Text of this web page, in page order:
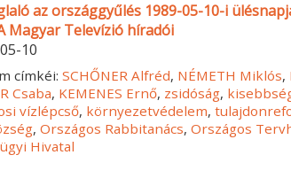
az országgyűlés 1989-05-10-i
Magyar Televízió híradói
10
címkéi:SCHŐNER Alfréd, NÉMETH Miklós,
Csaba, KEMENES Ernő, zsidóság,
vízlépcső, környezetvédelem,
,Országos Rabbitanács,Országos
Hivatal